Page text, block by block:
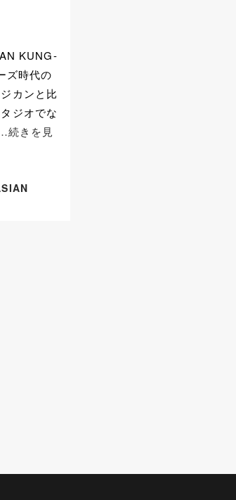
KUNG-
ズ時代の
カンと比
ジオでな
続きを見